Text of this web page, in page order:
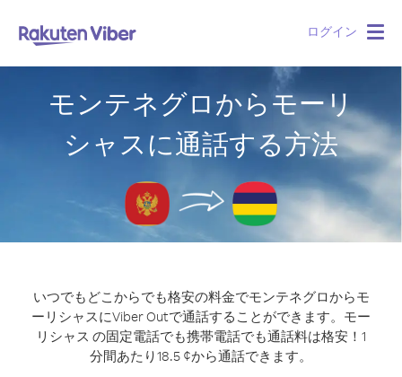
ログイン
モンテネグロからモーリ
シャスに通話する方法
いつでもどこからでも格安の料金でモンテネグロからモ
ーリシャスにViber Outで通話することができます。 モー
リシャス の固定電話でも携帯電話でも通話料は格安！1
分間あたり18.5 ¢から通話できます。